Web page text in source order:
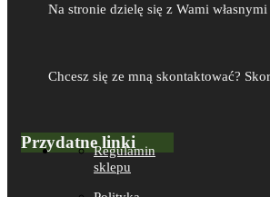
Na stronie dzielę się z Wami
Chcesz się ze mną skontaktować?
Przydatne linki
Regulamin
sklepu